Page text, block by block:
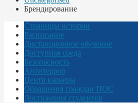
Брендирование
Страницы истории
Расписание
Дистанционное обучение
Доступная среда
Безопасность
Антитеррор
Центр карьеры
Обращения граждан ПОС
Достижения студентов